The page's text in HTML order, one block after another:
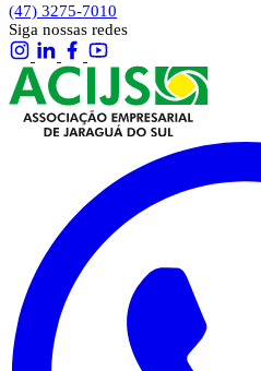
(47) 3275-7010
Siga nossas redes